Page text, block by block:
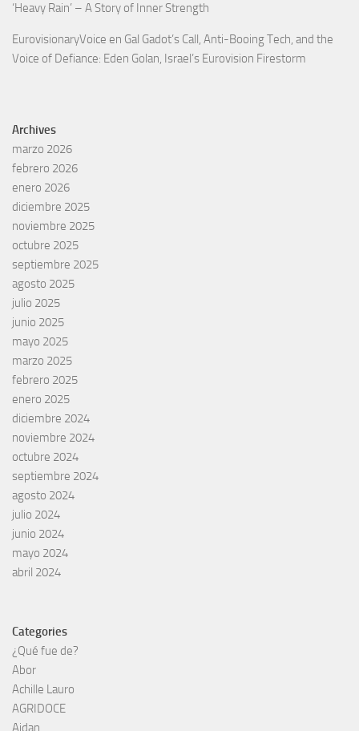
‘Heavy Rain’ – A Story of Inner Strength
EurovisionaryVoice en Gal Gadot’s Call, Anti-Booing Tech, and the
Voice of Defiance: Eden Golan, Israel’s Eurovision Firestorm
Archives
marzo 2026
febrero 2026
enero 2026
diciembre 2025
noviembre 2025
octubre 2025
septiembre 2025
agosto 2025
julio 2025
junio 2025
mayo 2025
marzo 2025
febrero 2025
enero 2025
diciembre 2024
noviembre 2024
octubre 2024
septiembre 2024
agosto 2024
julio 2024
junio 2024
mayo 2024
abril 2024
Categories
¿Qué fue de?
Abor
Achille Lauro
AGRIDOCE
Aidan